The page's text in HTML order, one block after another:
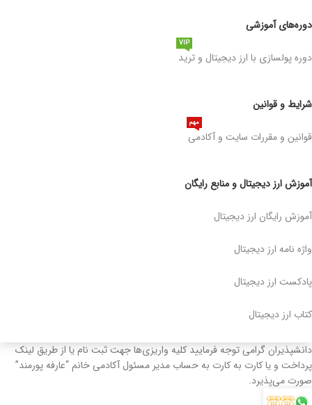
دوره‌های آموزشی
دوره پولسازی با ارز دیجیتال و ترید
VIP
شرایط و قوانین
قوانین و مقررات سایت و آکادمی
مهم
آموزش ارز دیجیتال و منابع رایگان
آموزش رایگان ارز دیجیتال
واژه نامه ارز دیجیتال
پادکست ارز دیجیتال
کتاب ارز دیجیتال
دانشپذیران گرامی توجه فرمایید کلیه واریزی‌ها جهت ثبت نام یا از طریق لینک
پرداخت و یا کارت به کارت به حساب مدیر مسئول آکادمی خانم “عارفه پورمند”
صورت می‌پذیرد.